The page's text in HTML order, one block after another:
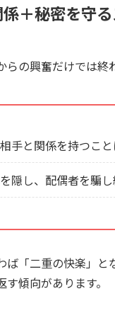
＋秘密を守
の興奮だけでは終
相手と関係を持つこ
隠し、配偶者を騙
ば「二重の快楽」
傾向があります。